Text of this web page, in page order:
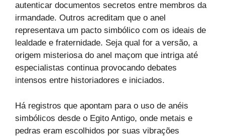
autenticar documentos secretos entre membros da
irmandade. Outros acreditam que o anel
representava um pacto simbólico com os ideais de
lealdade e fraternidade. Seja qual for a versão, a
origem misteriosa do anel maçom que intriga até
especialistas continua provocando debates
intensos entre historiadores e iniciados.
Há registros que apontam para o uso de anéis
simbólicos desde o Egito Antigo, onde metais e
pedras eram escolhidos por suas vibrações